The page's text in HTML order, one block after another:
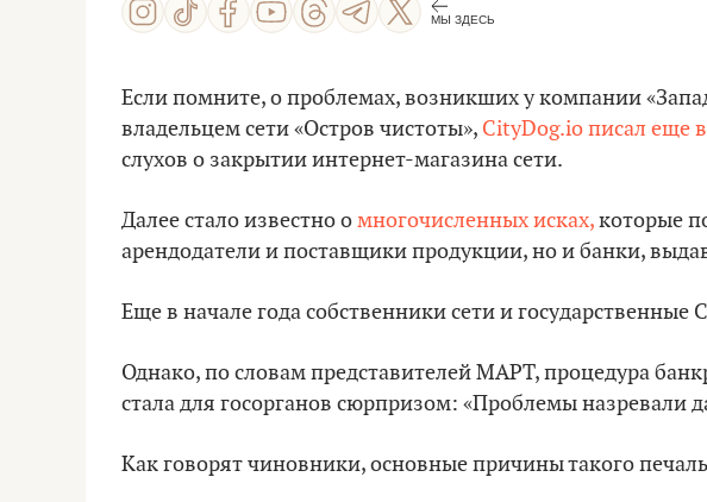
МЫ ЗДЕСЬ
Если помните, о проблемах, возникших у компании
владельцем сети «Остров чистоты», CityDog.io писал еще
слухов о закрытии интернет-магазина сети.
Далее стало известно омногочисленных исках,которые
арендодатели и поставщики продукции, но и банки,
Еще в начале года собственники сети и
Однако, по словам представителей МАРТ, процедура
стала для госорганов сюрпризом: «Проблемы назревали
Как говорят чиновники, основные причины такого